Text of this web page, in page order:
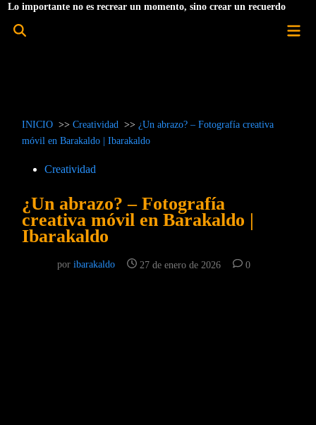
Lo importante no es recrear un momento, sino crear un recuerdo
Abrir
INICIO >>Creatividad >> ¿Un abrazo? – Fotografía creativa
móvil en Barakaldo | Ibarakaldo
Publicado
Creatividad
¿Un abrazo? – Fotografía
creativa móvil en Barakaldo |
Ibarakaldo
poribarakaldo 27 de enero de 2026 0